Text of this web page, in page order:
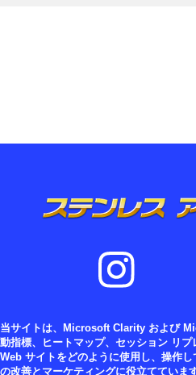
当サイトは、Microsoft Clarity および
動指標、ヒートマップ、セッション リ
Web サイトをどのように使用し、操作
の改善とマーケティングに役立てています